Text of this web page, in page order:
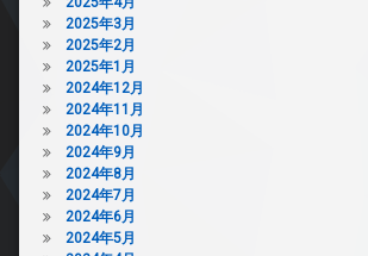
2025年3月
2025年2月
2025年1月
2024年12月
2024年11月
2024年10月
2024年9月
2024年8月
2024年7月
2024年6月
2024年5月